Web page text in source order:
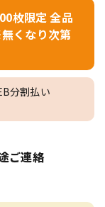
枚限定 全品
くなり次第
分割払い
ご連絡